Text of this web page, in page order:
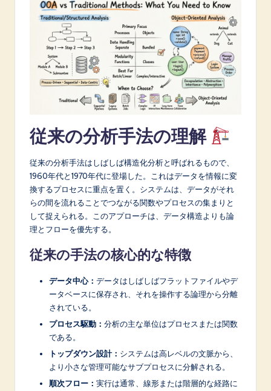
&
w
従来の分析手法の理解
従来の分析手法はしばしば構造化分析と呼ばれるもので、
1960年代と1970年代に登場した。これはデータを情報に変
換するプロセスに重点を置く。システムは、データがそれ
らの間を流れることでつながる関数やプロセスの集まりと
して捉えられる。このアプローチは、データ構造よりも論
理とフローを優先する。
従来の手法の核心的な特徴
データ中心： データはしばしばフラットファイルやデ
ータベースに保存され、それを操作する論理から分離
されている。
プロセス駆動： 分析の主な単位はプロセスまたは関数
である。
トップダウン設計： システムは高レベルの文脈から、
より小さな管理可能なサブプロセスに分解される。
順次フロー： 実行は通常、線形または階層的な経路に